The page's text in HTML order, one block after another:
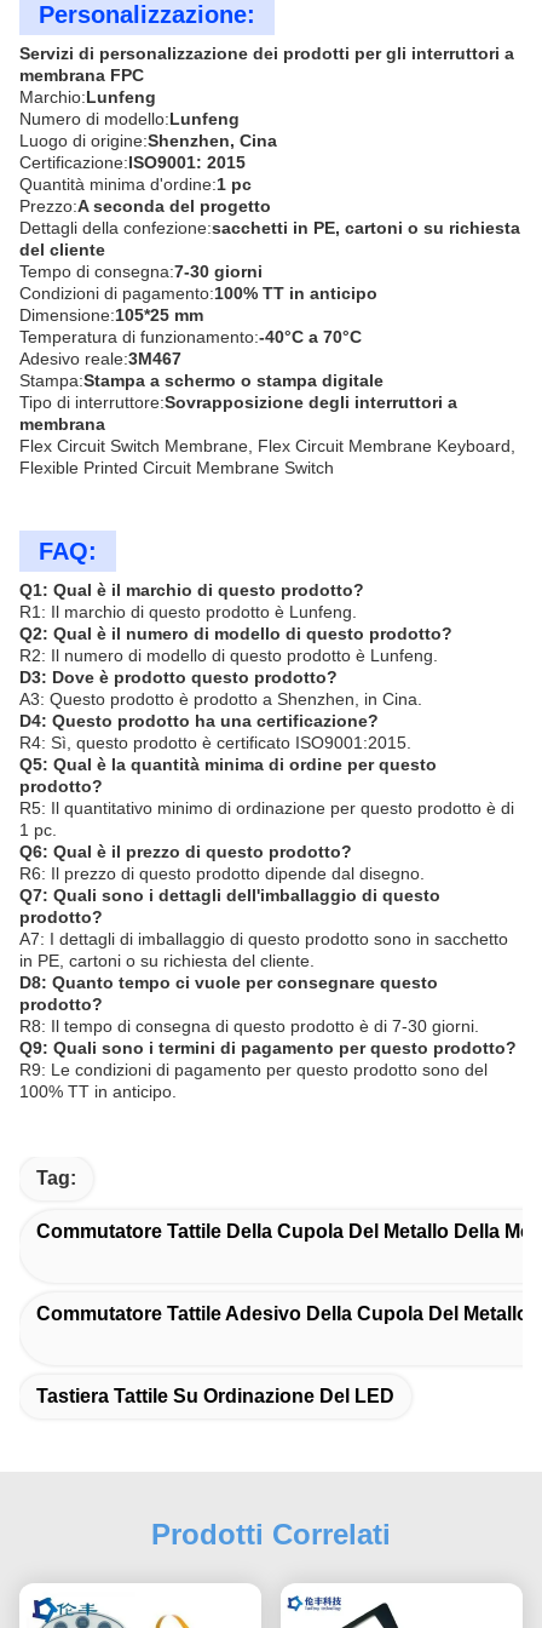
Personalizzazione:
Servizi di personalizzazione dei prodotti per gli interruttori a
membrana FPC
Marchio:Lunfeng
Numero di modello:Lunfeng
Luogo di origine:Shenzhen, Cina
Certificazione:ISO9001: 2015
Quantità minima d'ordine:1 pc
Prezzo:A seconda del progetto
Dettagli della confezione:sacchetti in PE, cartoni o su richiesta
del cliente
Tempo di consegna:7-30 giorni
Condizioni di pagamento:100% TT in anticipo
Dimensione:105*25 mm
Temperatura di funzionamento:-40°C a 70°C
Adesivo reale:3M467
Stampa:Stampa a schermo o stampa digitale
Tipo di interruttore:Sovrapposizione degli interruttori a
membrana
Flex Circuit Switch Membrane, Flex Circuit Membrane Keyboard,
Flexible Printed Circuit Membrane Switch
FAQ:
Q1: Qual è il marchio di questo prodotto?
R1: Il marchio di questo prodotto è Lunfeng.
Q2: Qual è il numero di modello di questo prodotto?
R2: Il numero di modello di questo prodotto è Lunfeng.
D3: Dove è prodotto questo prodotto?
A3: Questo prodotto è prodotto a Shenzhen, in Cina.
D4: Questo prodotto ha una certificazione?
R4: Sì, questo prodotto è certificato ISO9001:2015.
Q5: Qual è la quantità minima di ordine per questo
prodotto?
R5: Il quantitativo minimo di ordinazione per questo prodotto è di
1 pc.
Q6: Qual è il prezzo di questo prodotto?
R6: Il prezzo di questo prodotto dipende dal disegno.
Q7: Quali sono i dettagli dell'imballaggio di questo
prodotto?
A7: I dettagli di imballaggio di questo prodotto sono in sacchetto
in PE, cartoni o su richiesta del cliente.
D8: Quanto tempo ci vuole per consegnare questo
prodotto?
R8: Il tempo di consegna di questo prodotto è di 7-30 giorni.
Q9: Quali sono i termini di pagamento per questo prodotto?
R9: Le condizioni di pagamento per questo prodotto sono del
100% TT in anticipo.
Tag:
Commutatore Tattile Della Cupola Del Metallo Della
Commutatore Tattile Adesivo Della Cupola Del Metallo
Tastiera Tattile Su Ordinazione Del LED
Prodotti Correlati